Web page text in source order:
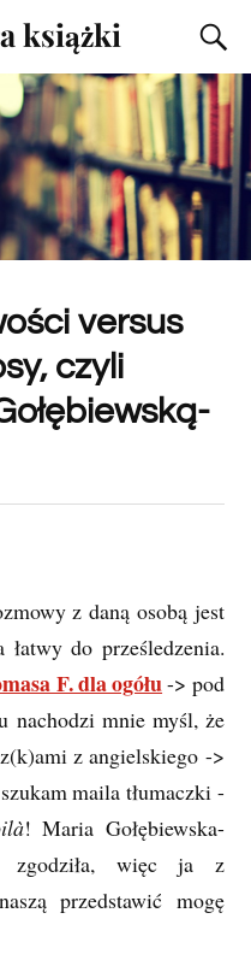
książki
versus
czyli
z daną osobą jest
do prześledzenia.
F. dla ogółu-> pod
nachodzi mnie myśl, że
z angielskiego ->
maila tłumaczki -
! Maria Gołębiewska-
zgodziła, więc ja z
przedstawić mogę